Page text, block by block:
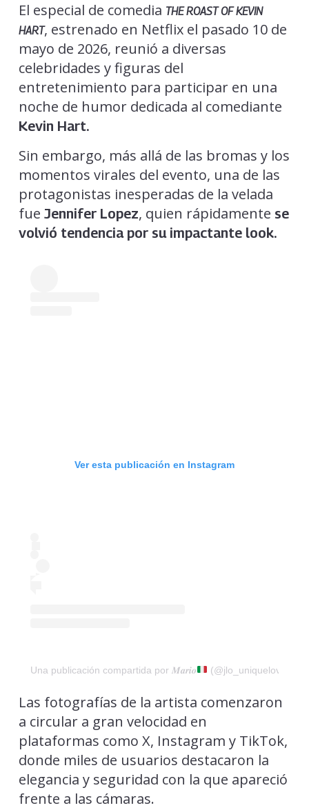
El especial de comedia THE ROAST OF KEVIN
HART, estrenado en Netflix el pasado 10 de
mayo de 2026, reunió a diversas
celebridades y figuras del
entretenimiento para participar en una
noche de humor dedicada al comediante
Kevin Hart.
Sin embargo, más allá de las bromas y los
momentos virales del evento, una de las
protagonistas inesperadas de la velada
fue Jennifer Lopez, quien rápidamente se
volvió tendencia por su impactante look.
Ver esta publicación en Instagram
Una publicación compartida por 𝑴𝒂𝒓𝒊𝒐 (@jlo_uniquelove)
Las fotografías de la artista comenzaron
a circular a gran velocidad en
plataformas como X, Instagram y TikTok,
donde miles de usuarios destacaron la
elegancia y seguridad con la que apareció
frente a las cámaras.